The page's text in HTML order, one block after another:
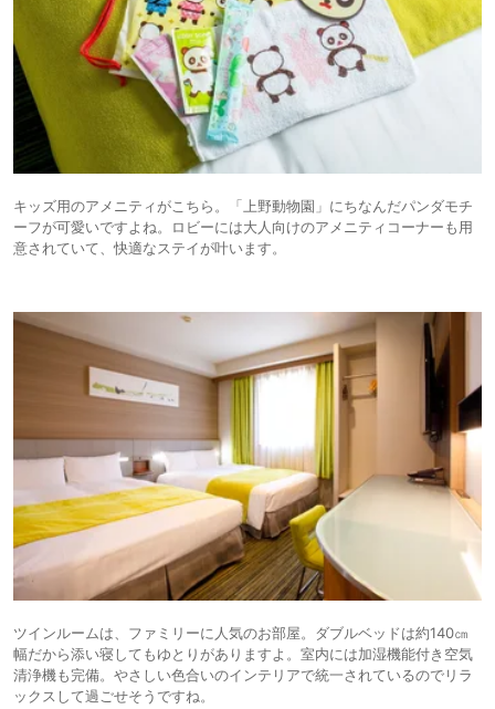
キッズ用のアメニティがこちら。「上野動物園」にちなんだパンダモチ
ーフが可愛いですよね。ロビーには大人向けのアメニティコーナーも用
意されていて、快適なステイが叶います。
ツインルームは、ファミリーに人気のお部屋。ダブルベッドは約140㎝
幅だから添い寝してもゆとりがありますよ。室内には加湿機能付き空気
清浄機も完備。やさしい色合いのインテリアで統一されているのでリラ
ックスして過ごせそうですね。